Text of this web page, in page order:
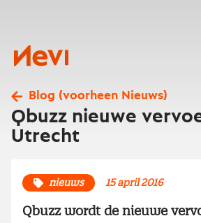
Nevi
Blog (voorheen Nieuws)
Qbuzz nieuwe
Utrecht
nieuws 15 april 2016
Qbuzz wordt de nieuwe